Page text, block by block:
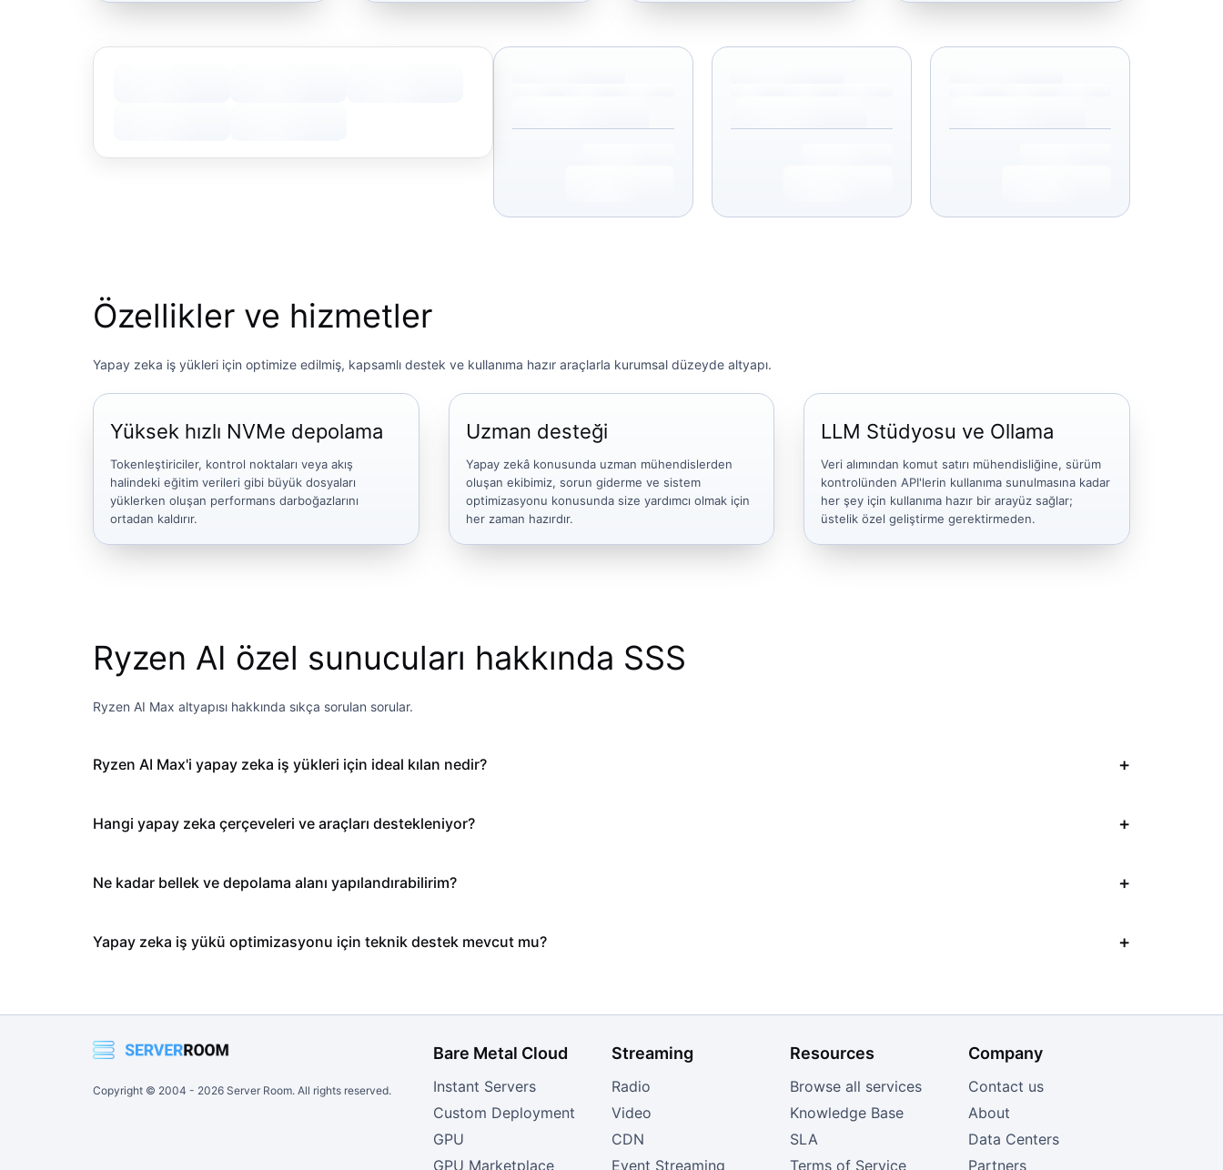
Özellikler ve hizmetler
Yapay zeka iş yükleri için optimize edilmiş, kapsamlı destek ve kullanıma hazır araçlarla kurumsal düzeyde altyapı.
Yüksek hızlı NVMe depolama
Tokenleştiriciler, kontrol noktaları veya akış
halindeki eğitim verileri gibi büyük dosyaları
yüklerken oluşan performans darboğazlarını
ortadan kaldırır.
Uzman desteği
Yapay zekâ konusunda uzman mühendislerden
oluşan ekibimiz, sorun giderme ve sistem
optimizasyonu konusunda size yardımcı olmak için
her zaman hazırdır.
LLM Stüdyosu ve Ollama
Veri alımından komut satırı mühendisliğine, sürüm
kontrolünden API'lerin kullanıma sunulmasına kadar
her şey için kullanıma hazır bir arayüz sağlar;
üstelik özel geliştirme gerektirmeden.
Ryzen AI özel sunucuları hakkında SSS
Ryzen AI Max altyapısı hakkında sıkça sorulan sorular.
Ryzen AI Max'i yapay zeka iş yükleri için ideal kılan nedir?
Hangi yapay zeka çerçeveleri ve araçları destekleniyor?
Ne kadar bellek ve depolama alanı yapılandırabilirim?
Yapay zeka iş yükü optimizasyonu için teknik destek mevcut mu?
Copyright © 2004 - 2026 Server Room. All rights reserved.
Bare Metal Cloud
Instant Servers
Custom Deployment
GPU
GPU Marketplace
Streaming
Radio
Video
CDN
Event Streaming
Resources
Browse all services
Knowledge Base
SLA
Terms of Service
Company
Contact us
About
Data Centers
Partners